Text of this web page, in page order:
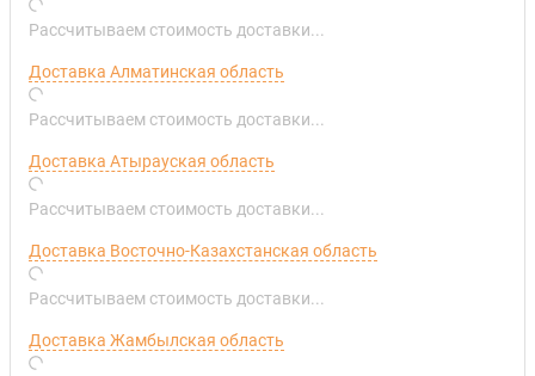
Рассчитываем стоимость доставки...
Доставка Алматинская область
Рассчитываем стоимость доставки...
Доставка Атырауская область
Рассчитываем стоимость доставки...
Доставка Восточно-Казахстанская область
Рассчитываем стоимость доставки...
Доставка Жамбылская область